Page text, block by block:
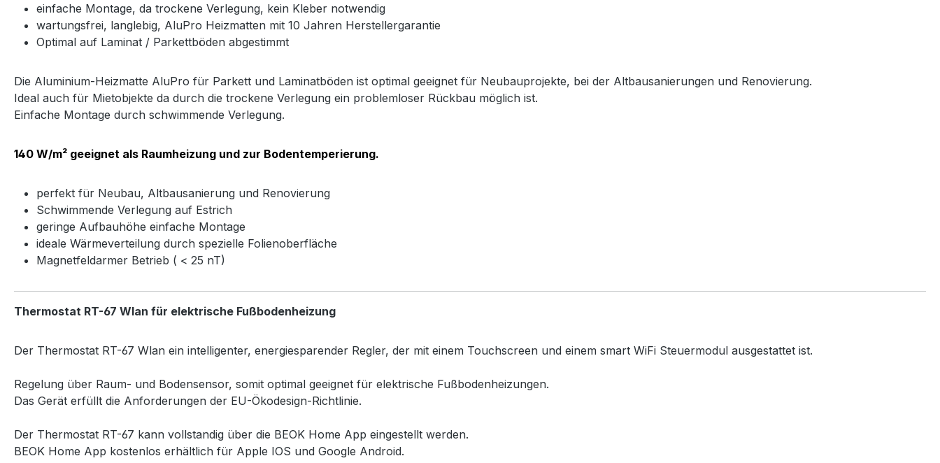
einfache Montage, da trockene Verlegung, kein Kleber notwendig
wartungsfrei, langlebig, AluPro Heizmatten mit 10 Jahren Herstellergarantie
Optimal auf Laminat / Parkettböden abgestimmt
Die Aluminium-Heizmatte AluPro für Parkett und Laminatböden ist optimal geeignet für Neubauprojekte, bei der Altbausanierungen und Renovierung.
Ideal auch für Mietobjekte da durch die trockene Verlegung ein problemloser Rückbau möglich ist.
Einfache Montage durch schwimmende Verlegung.
140 W/m² geeignet als Raumheizung und zur Bodentemperierung.
perfekt für Neubau, Altbausanierung und Renovierung
Schwimmende Verlegung auf Estrich
geringe Aufbauhöhe einfache Montage
ideale Wärmeverteilung durch spezielle Folienoberfläche
Magnetfeldarmer Betrieb ( < 25 nT)
Thermostat RT-67 Wlan für elektrische Fußbodenheizung
Der Thermostat RT-67 Wlan ein intelligenter, energiesparender Regler, der mit einem Touchscreen und einem smart WiFi Steuermodul ausgestattet ist.
Regelung über Raum- und Bodensensor, somit optimal geeignet für elektrische Fußbodenheizungen.
Das Gerät erfüllt die Anforderungen der EU-Ökodesign-Richtlinie.
Der Thermostat RT-67 kann vollstandig über die BEOK Home App eingestellt werden.
BEOK Home App kostenlos erhältlich für Apple IOS und Google Android.